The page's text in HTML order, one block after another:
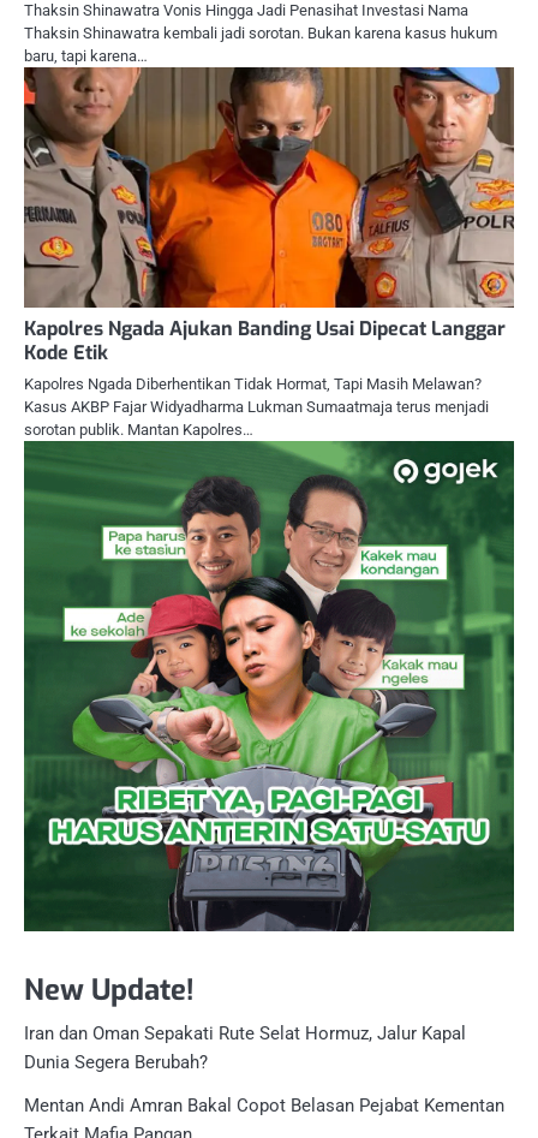
Thaksin Shinawatra Vonis Hingga Jadi Penasihat Investasi Nama
Thaksin Shinawatra kembali jadi sorotan. Bukan karena kasus hukum
baru, tapi karena…
Kapolres Ngada Ajukan Banding Usai Dipecat Langgar
Kode Etik
Kapolres Ngada Diberhentikan Tidak Hormat, Tapi Masih Melawan?
Kasus AKBP Fajar Widyadharma Lukman Sumaatmaja terus menjadi
sorotan publik. Mantan Kapolres…
New Update!
Iran dan Oman Sepakati Rute Selat Hormuz, Jalur Kapal
Dunia Segera Berubah?
Mentan Andi Amran Bakal Copot Belasan Pejabat Kementan